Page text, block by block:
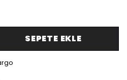
SEPETE EKLE